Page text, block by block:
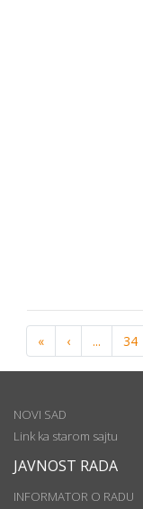
« ‹ ... 34
NOVI SAD
Link ka starom sajtu
JAVNOST RADA
INFORMATOR O RADU